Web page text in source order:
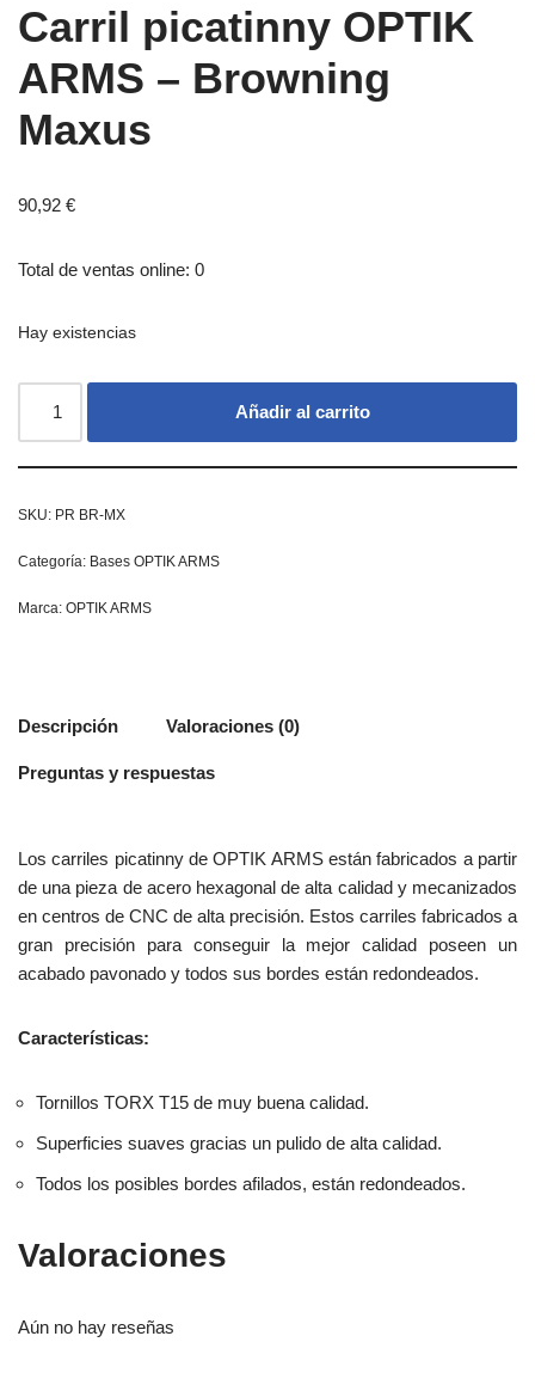
Carril picatinny OPTIK
ARMS – Browning
Maxus
90,92 €
Total de ventas online: 0
Hay existencias
Añadir al carrito
SKU: PR BR-MX
Categoría: Bases OPTIK ARMS
Marca: OPTIK ARMS
Descripción Valoraciones (0)
Preguntas y respuestas
Los carriles picatinny de OPTIK ARMS están fabricados a partir
de una pieza de acero hexagonal de alta calidad y mecanizados
en centros de CNC de alta precisión. Estos carriles fabricados a
gran precisión para conseguir la mejor calidad poseen un
acabado pavonado y todos sus bordes están redondeados.
Características:
Tornillos TORX T15 de muy buena calidad.
Superficies suaves gracias un pulido de alta calidad.
Todos los posibles bordes afilados, están redondeados.
Valoraciones
Aún no hay reseñas